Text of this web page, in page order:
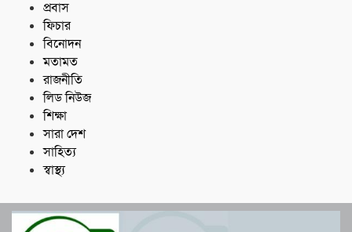
প্রবাস
ফিচার
বিনোদন
মতামত
রাজনীতি
লিড নিউজ
শিক্ষা
সারা দেশ
সাহিত্য
স্বাস্থ্য